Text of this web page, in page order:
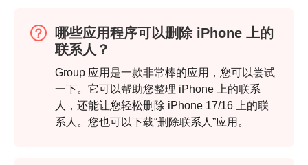
第2步。
哪些应用程序可以删除 iPhone 上的
联系人？
Group 应用是一款非常棒的应用，您可以尝试
一下。它可以帮助您整理 iPhone 上的联系
人，还能让您轻松删除 iPhone 17/16 上的联
系人。您也可以下载“删除联系人”应用。